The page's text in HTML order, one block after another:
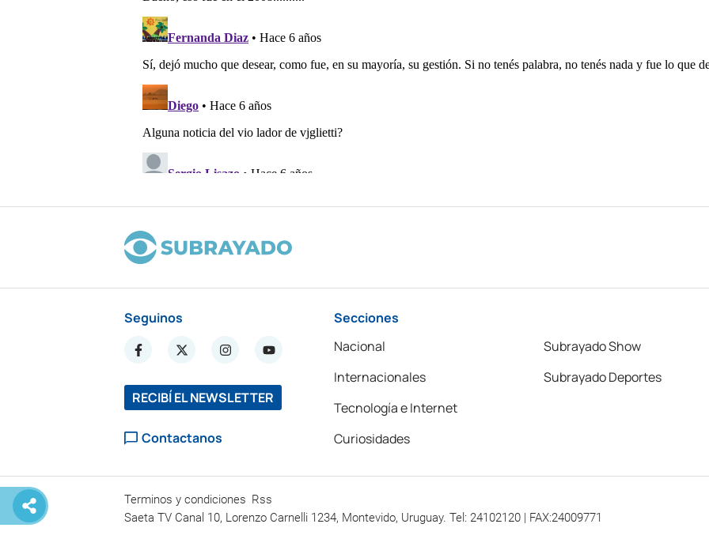
Seguinos
RECIBÍ EL NEWSLETTER
Contactanos
Secciones
Nacional
Internacionales
Tecnología e Internet
Curiosidades
Subrayado Show
Subrayado Deportes
Terminos y condiciones Rss
Saeta TV Canal 10, Lorenzo Carnelli 1234, Montevido, Uruguay. Tel: 24102120 | FAX:24009771